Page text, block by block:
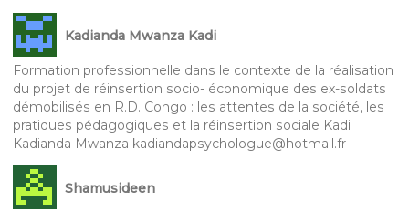
Kadianda Mwanza Kadi
Formation professionnelle dans le contexte de la réalisation
du projet de réinsertion socio- économique des ex-soldats
démobilisés en R.D. Congo : les attentes de la société, les
pratiques pédagogiques et la réinsertion sociale Kadi
Kadianda Mwanza kadiandapsychologue@hotmail.fr
Shamusideen